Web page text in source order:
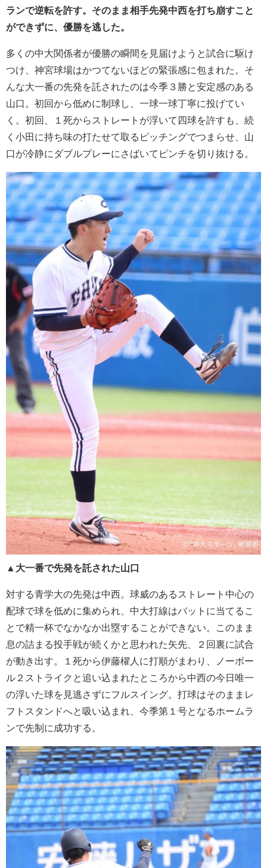
ランで逆転を許す。そのまま相手先発中西を打ち崩すこと
ができずに、優勝を逃した。
多くの中大関係者が優勝の瞬間を見届けようと試合に駆け
つけ、神宮球場はかつてないほどの緊張感に包まれた。そ
んな大一番の先発を託されたのは今季３勝と安定感のある
山口。初回から低めに制球し、一球一球丁寧に投げてい
く。初回、１死からストレートが浮いて四球を許すも、続
く小田に持ち味の打たせて取るピッチングでつまらせ、山
口が冷静にダブルプレーにさばいてピンチを切り抜ける。
▲ 大一番で先発を託された山口
対する青学大の先発は中西。球威のあるストレート中心の
配球で球を低めに集められ、中大打線はバットに当てるこ
とで精一杯でなかなか出塁することができない。このまま
息の詰まる投手戦が続くかと思われた矢先、２回裏に試合
が動き出す。１死から伊藤櫂人に打順がまわり、ノーボー
ル２ストライクと追い込まれたところから中西の今日唯一
の浮いた球を見逃さずにフルスイング。打球はそのままレ
フトスタンドへと吸い込まれ、今季第１号となるホームラ
ンで先制に成功する。